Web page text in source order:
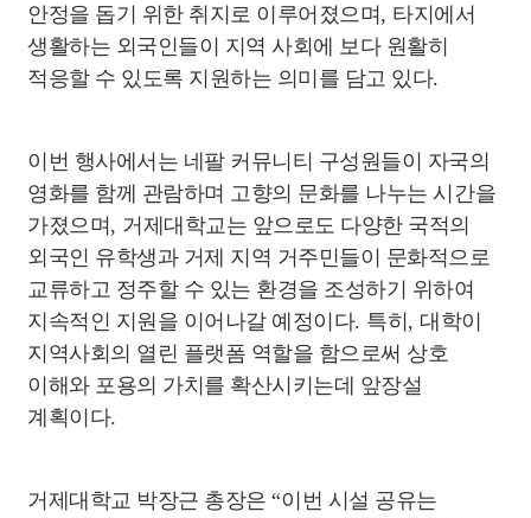
안정을 돕기 위한 취지로 이루어졌으며, 타지에서
생활하는 외국인들이 지역 사회에 보다 원활히
적응할 수 있도록 지원하는 의미를 담고 있다.
이번 행사에서는 네팔 커뮤니티 구성원들이 자국의
영화를 함께 관람하며 고향의 문화를 나누는 시간을
가졌으며, 거제대학교는 앞으로도 다양한 국적의
외국인 유학생과 거제 지역 거주민들이 문화적으로
교류하고 정주할 수 있는 환경을 조성하기 위하여
지속적인 지원을 이어나갈 예정이다. 특히, 대학이
지역사회의 열린 플랫폼 역할을 함으로써 상호
이해와 포용의 가치를 확산시키는데 앞장설
계획이다.
거제대학교 박장근 총장은 “이번 시설 공유는